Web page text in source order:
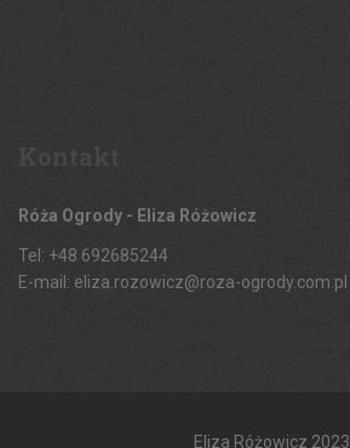
Róża Ogrody - Eliza Różowicz
Tel: +48 692685244
E-mail: eliza.rozowicz@roza-ogrody.com.pl
Eliza Różowicz 2023